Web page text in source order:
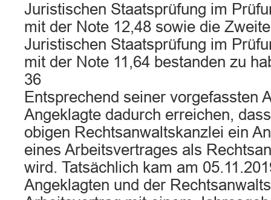
Juristischen Staatsprüfung im
mit der Note 12,48 sowie die
Juristischen Staatsprüfung im
mit der Note 11,64 bestanden zu
36
Entsprechend seiner vorgefassten
Angeklagte dadurch erreichen,
obigen Rechtsanwaltskanzlei ein
eines Arbeitsvertrages als
wird. Tatsächlich kam am
Angeklagten und der